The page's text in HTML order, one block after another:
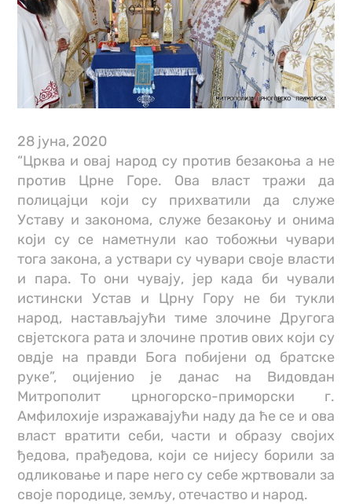
28 јуна, 2020
“Црква и овај народ су против безакоња а не
против Црне Горе. Ова власт тражи да
полицајци који су прихватили да служе
Уставу и законома, служе безакоњу и онима
који су се наметнули као тобожњи чувари
тога закона, а уствари су чувари своје власти
и пара. То они чувају, јер када би чували
истински Устав и Црну Гору не би тукли
народ, настављајући тиме злочине Другога
свјетскога рата и злочине против ових који су
овдје на правди Бога побијени од братске
руке”, оцијенио је данас на Видовдан
Митрополит црногорско-приморски г.
Амфилохије изражавајући наду да ће се и ова
власт вратити себи, части и образу својих
ђедова, прађедова, који се нијесу борили за
одликовање и паре него су себе жртвовали за
своје породице, земљу, отечаство и народ.